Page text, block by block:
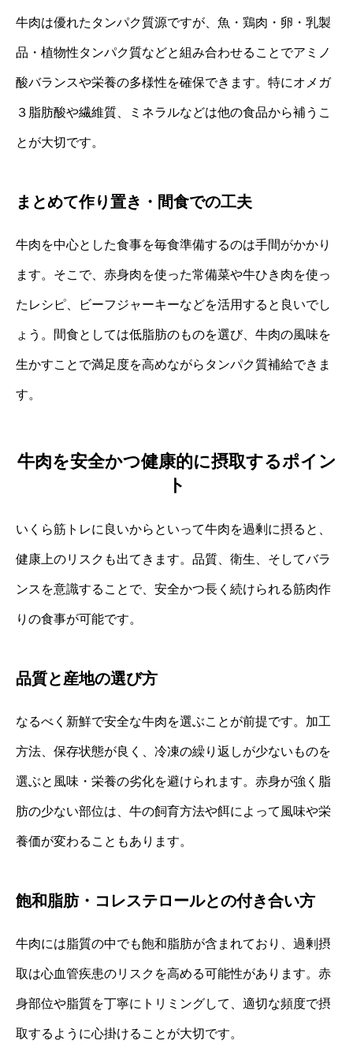
牛肉は優れたタンパク質源ですが、魚・鶏肉・卵・乳製
品・植物性タンパク質などと組み合わせることでアミノ
酸バランスや栄養の多様性を確保できます。特にオメガ
３脂肪酸や繊維質、ミネラルなどは他の食品から補うこ
とが大切です。
まとめて作り置き・間食での工夫
牛肉を中心とした食事を毎食準備するのは手間がかかり
ます。そこで、赤身肉を使った常備菜や牛ひき肉を使っ
たレシピ、ビーフジャーキーなどを活用すると良いでし
ょう。間食としては低脂肪のものを選び、牛肉の風味を
生かすことで満足度を高めながらタンパク質補給できま
す。
牛肉を安全かつ健康的に摂取するポイン
ト
いくら筋トレに良いからといって牛肉を過剰に摂ると、
健康上のリスクも出てきます。品質、衛生、そしてバラ
ンスを意識することで、安全かつ長く続けられる筋肉作
りの食事が可能です。
品質と産地の選び方
なるべく新鮮で安全な牛肉を選ぶことが前提です。加工
方法、保存状態が良く、冷凍の繰り返しが少ないものを
選ぶと風味・栄養の劣化を避けられます。赤身が強く脂
肪の少ない部位は、牛の飼育方法や餌によって風味や栄
養価が変わることもあります。
飽和脂肪・コレステロールとの付き合い方
牛肉には脂質の中でも飽和脂肪が含まれており、過剰摂
取は心血管疾患のリスクを高める可能性があります。赤
身部位や脂質を丁寧にトリミングして、適切な頻度で摂
取するように心掛けることが大切です。